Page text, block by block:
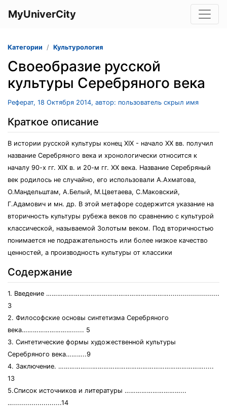
MyUniverCity
Категории Культурология
Своеобразие русской
культуры Серебряного века
Реферат, 18 Октября 2014, автор: пользователь скрыл имя
Краткое описание
В истории русской культуры конец XIX - начало XX вв. получил
название Серебряного века и хронологически относится к
началу 90-х гг. XIX в. и 20-м гг. XX века. Название Серебряный
век родилось не случайно, его использовали А.Ахматова,
О.Мандельштам, А.Белый, М.Цветаева, С.Маковский,
Г.Адамович и мн. др. В этой метафоре содержится указание на
вторичность культуры рубежа веков по сравнению с культурой
классической, называемой Золотым веком. Под вторичностью
понимается не подражательность или более низкое качество
ценностей, а производность культуры от классики
Содержание
1. Введение ………………………………………………………….........................
3
2. Философские основы синтетизма Серебряного
века………………………...... 5
3. Синтетические формы художественной культуры
Серебряного века………..9
4. Заключение. ……………...…………………………………………………….....
13
5.Список источников и литературы …………………………...
…........................14